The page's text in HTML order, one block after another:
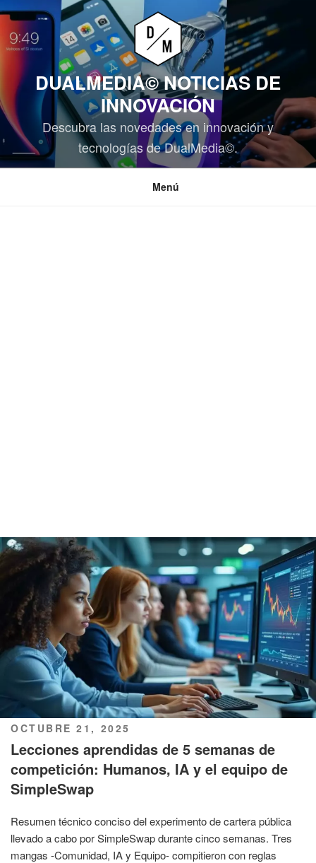
Saltar
contenido
DUALMEDIA© NOTICIAS DE
INNOVACIÓN
Descubra las novedades en innovación y
tecnologías de DualMedia©.
Menú
PUBLICADO
EL
OCTUBRE 21, 2025
Lecciones aprendidas de 5 semanas de
competición: Humanos, IA y el equipo de
SimpleSwap
Resumen técnico conciso del experimento de cartera pública
llevado a cabo por SimpleSwap durante cinco semanas. Tres
mangas -Comunidad, IA y Equipo- compitieron con reglas